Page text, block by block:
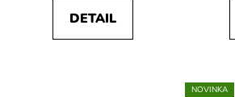
DETAIL
NOVINKA